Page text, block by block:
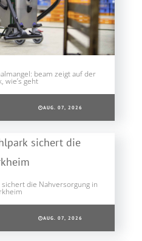
beam zeigt auf der
wie’s geht
AUG. 07, 2026
die Nahversorgung in
AUG. 07, 2026